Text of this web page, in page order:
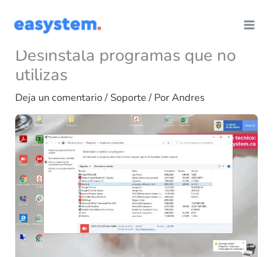
Desinstala programas que no
utilizas
Deja un comentario/ Soporte / PorAndres